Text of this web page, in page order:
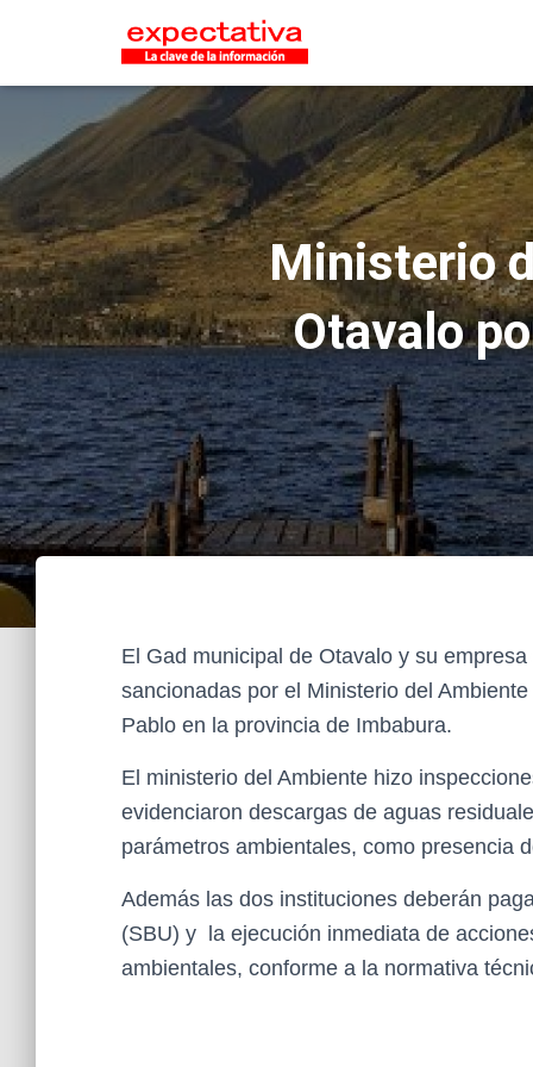
Ministerio
Otavalo
El Gad municipal de Otavalo y su
sancionadas por el Ministerio del
Pablo en la provincia de Imbabura.
El ministerio del Ambiente hizo
evidenciaron descargas de aguas
parámetros ambientales, como presencia
Además las dos instituciones deberán
(SBU) y la ejecución inmediata de
ambientales, conforme a la normativa